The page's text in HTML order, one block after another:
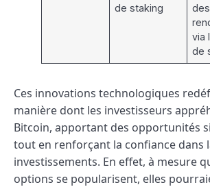
de staking
des
via
de
Ces innovations technologiques
manière dont les investisseurs
Bitcoin, apportant des opportunités
tout en renforçant la confiance dans
investissements. En effet, à mesure
options se popularisent, elles